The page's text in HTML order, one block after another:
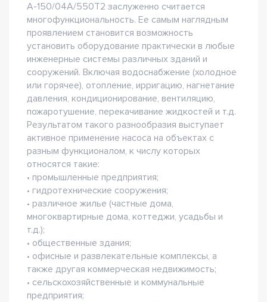
А-150/04А/550Т2 заслуженно считается
многофункциональность. Ее самым наглядным
проявлением становится возможность
установить оборудование практически в любые
инженерные системы различных зданий и
сооружений. Включая водоснабжение (холодное
или горячее), отопление, ирригацию, нагнетание
давления, кондиционирование, вентиляцию,
пожаротушение, перекачивание жидкостей и т.д.
Результатом такого разнообразия выступает
активное применение насоса на объектах с
разным функционалом, к числу которых
относятся такие:
• промышленные предприятия;
• гидротехнические сооружения;
• различное жилье (частные дома,
многоквартирные дома, коттеджи, усадьбы и
т.д.);
• общественные здания;
• офисные и развлекательные комплексы, а
также другая коммерческая недвижимость;
• сельскохозяйственные и коммунальные
предприятия;